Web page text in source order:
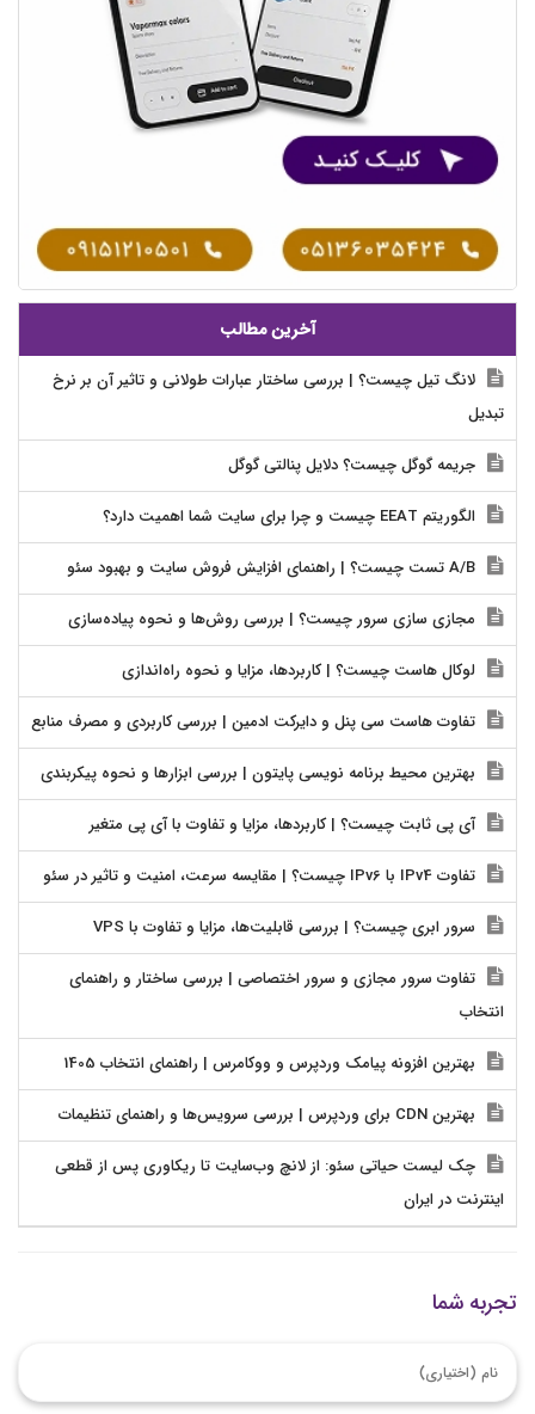
آخرین مطالب
لانگ تیل چیست؟ | بررسی ساختار عبارات طولانی و تاثیر آن بر نرخ
تبدیل
جریمه گوگل چیست؟ دلایل پنالتی گوگل
الگوریتم EEAT چیست و چرا برای سایت شما اهمیت دارد؟
مجازی سازی سرور چیست؟ | بررسی روش‌ها و نحوه پیاده‌سازی
لوکال هاست چیست؟ | کاربردها، مزایا و نحوه راه‌اندازی
تفاوت هاست سی پنل و دایرکت ادمین | بررسی کاربردی و مصرف منابع
بهترین محیط برنامه نویسی پایتون | بررسی ابزارها و نحوه پیکربندی
آی پی ثابت چیست؟ | کاربردها، مزایا و تفاوت با آی پی متغیر
تفاوت IPv4 با IPv6 چیست؟ | مقایسه سرعت، امنیت و تاثیر در سئو
سرور ابری چیست؟ | بررسی قابلیت‌ها، مزایا و تفاوت با VPS
تفاوت سرور مجازی و سرور اختصاصی | بررسی ساختار و راهنمای
انتخاب
بهترین افزونه پیامک وردپرس و ووکامرس | راهنمای انتخاب 1405
بهترین CDN برای وردپرس | بررسی سرویس‌ها و راهنمای تنظیمات
چک لیست حیاتی سئو: از لانچ وب‌سایت تا ریکاوری پس از قطعی
اینترنت در ایران
تجربه شما